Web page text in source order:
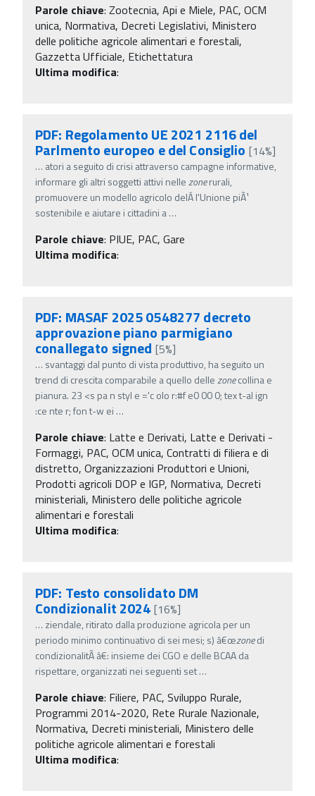
Parole chiave: Zootecnia, Api e Miele, PAC, OCM
unica, Normativa, Decreti Legislativi, Ministero
delle politiche agricole alimentari e forestali,
Gazzetta Ufficiale, Etichettatura
Ultima modifica:
PDF: Regolamento UE 2021 2116 del
Parlmento europeo e del Consiglio [14%]
… atori a seguito di crisi attraverso campagne informative,
informare gli altri soggetti attivi nellezonerurali,
promuovere un modello agricolo delÂ­ l'Unione piÃ¹
sostenibile e aiutare i cittadini a…
Parole chiave: PIUE, PAC, Gare
Ultima modifica:
PDF: MASAF 2025 0548277 decreto
approvazione piano parmigiano
conallegato signed [5%]
… svantaggi dal punto di vista produttivo, ha seguito un
trend di crescita comparabile a quello dellezonecollina e
pianura. 23 <s pa n styl e ='c olo r:#f e0 00 0; tex t-al ign
:ce nte r; fon t-w ei …
Parole chiave: Latte e Derivati, Latte e Derivati -
Formaggi, PAC, OCM unica, Contratti di filiera e di
distretto, Organizzazioni Produttori e Unioni,
Prodotti agricoli DOP e IGP, Normativa, Decreti
ministeriali, Ministero delle politiche agricole
alimentari e forestali
Ultima modifica:
PDF: Testo consolidato DM
Condizionalit 2024 [16%]
… ziendale, ritirato dalla produzione agricola per un
periodo minimo continuativo di sei mesi; s) â€œzonedi
condizionalitÃ â€: insieme dei CGO e delle BCAA da
rispettare, organizzati nei seguenti set…
Parole chiave: Filiere, PAC, Sviluppo Rurale,
Programmi 2014-2020, Rete Rurale Nazionale,
Normativa, Decreti ministeriali, Ministero delle
politiche agricole alimentari e forestali
Ultima modifica: